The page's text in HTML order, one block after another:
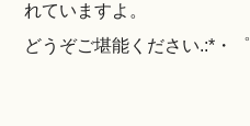
れていますよ。
どうぞご堪能ください.:*・゜